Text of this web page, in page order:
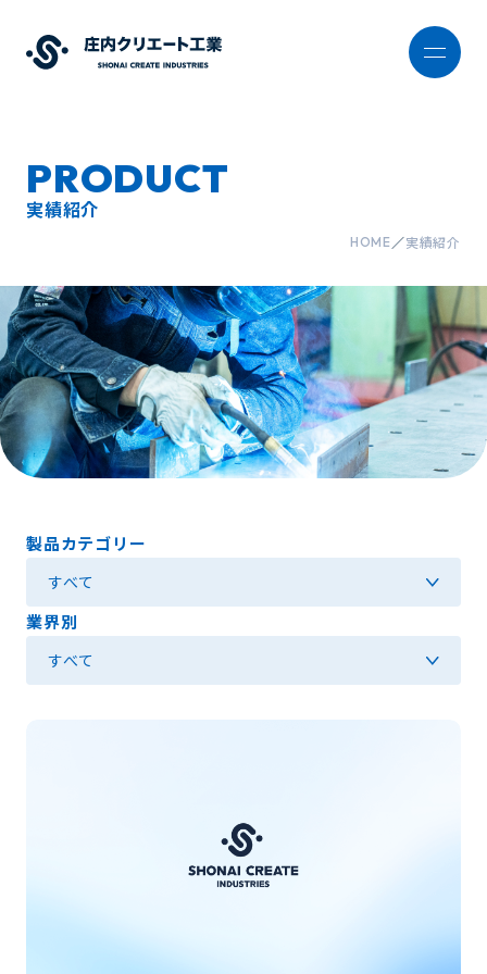
PRODUCT
実績紹介
HOME 実績紹介
製品カテゴリー
業界別